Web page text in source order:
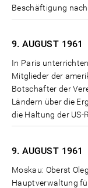
Beschäftigung
9. AUGUST 1961
In Paris
Mitglieder der
Botschafter der
Ländern über die
die Haltung der US-
9. AUGUST 1961
Moskau: Oberst
Hauptverwaltung